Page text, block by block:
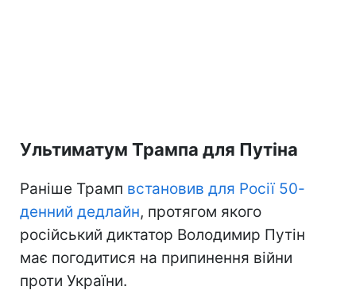
Ультиматум Трампа для Путіна
Раніше Трамп встановив для Росії 50-
денний дедлайн, протягом якого
російський диктатор Володимир Путін
має погодитися на припинення війни
проти України.